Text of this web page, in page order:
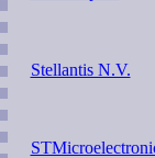
Stellantis N.V.